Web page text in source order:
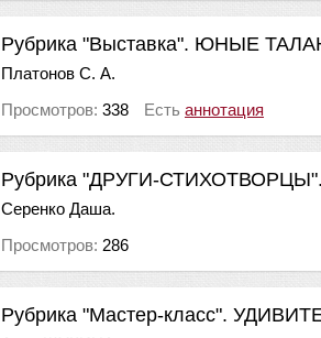
Рубрика "Выставка". ЮНЫЕ
Платонов С. А.
Просмотров: 338 Есть аннотация
Рубрика "ДРУГИ-
Серенко Даша.
Просмотров: 286
Рубрика "Мастер-класс".